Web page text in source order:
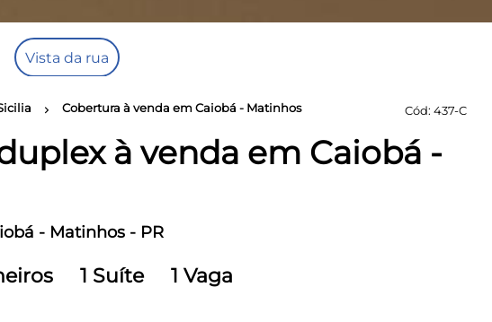
Vista da rua
chevron_right Cobertura à venda em Caiobá - Matinhos Cód: 437-C
à venda em Caiobá -
- Matinhos - PR
1 Suíte 1 Vaga